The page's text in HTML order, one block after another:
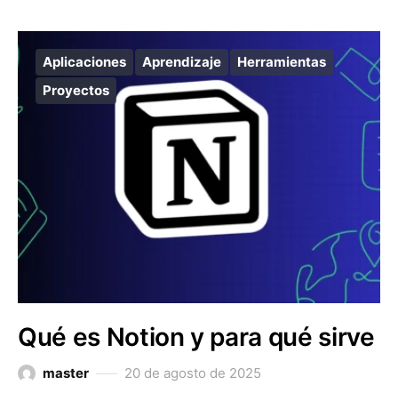
Aplicaciones Aprendizaje
Herramientas
Proyectos
Qué es Notion y para qué sirve
master 20 de agosto de 2025